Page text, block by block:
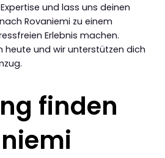
und lass uns deinen
Rovaniemi zu einem
Erlebnis machen.
heute und wir unterstützen dich
finden